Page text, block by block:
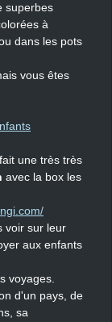
superbes
à
dans les pots
vous êtes
une très très
avec la box les
voir sur leur
aux enfants
voyages.
d'un pays, de
sa